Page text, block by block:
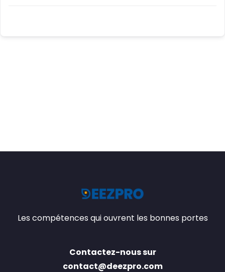
Les compétences qui ouvrent les bonnes portes
Contactez-nous sur
contact@deezpro.com